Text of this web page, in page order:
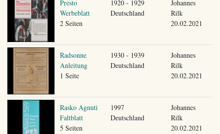
Presto
Werbeblatt
2 Seiten
1920 - 1929
Deutschland
Johannes
Rilk
20.02.2021
Radsonne
Anleitung
1 Seite
1930 - 1939
Deutschland
Johannes
Rilk
20.02.2021
Rasko Agnuti
Faltblatt
5 Seiten
1997
Deutschland
Johannes
Rilk
20.02.2021